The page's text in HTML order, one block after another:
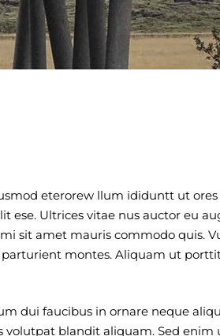
eterorew llum ididuntt ut
Ultrices vitae nus auctor eu
sit amet mauris commodo quis.
montes. Aliquam ut
dui faucibus in ornare neque
blandit aliquam. Sed enim